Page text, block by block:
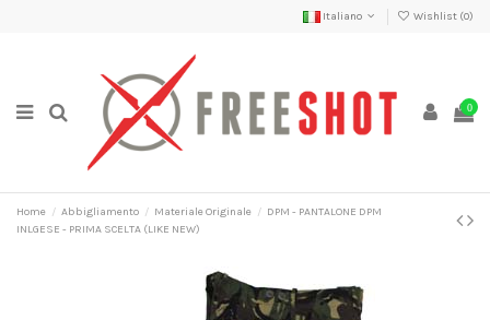
Italiano Wishlist (0)
0
Home Abbigliamento Materiale Originale
DPM - PANTALONE DPM
INLGESE - PRIMA SCELTA (LIKE NEW)